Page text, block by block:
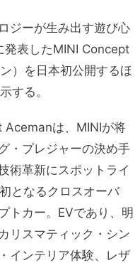
ジーが生み出す遊び心
発表したMINI Concept
）を日本初公開するほ
する。
Acemanは、MINIが将
・プレジャーの決め手
術革新にスポットライ
となるクロスオーバ
トカー。EVであり、明
リスマティック・シン
インテリア体験、レザ